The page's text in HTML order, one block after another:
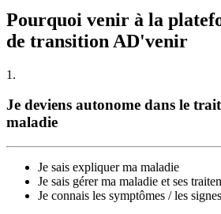
Pourquoi venir à la
de transition AD'venir
1.
Je deviens autonome dans le
maladie
Je sais expliquer ma maladie
Je sais gérer ma maladie et ses
Je connais les symptômes / les